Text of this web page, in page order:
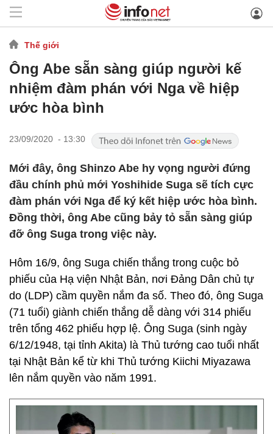
Thế giới
Ông Abe sẵn sàng giúp người kế
nhiệm đàm phán với Nga về hiệp
ước hòa bình
23/09/2020 - 13:30
Mới đây, ông Shinzo Abe hy vọng người đứng
đầu chính phủ mới Yoshihide Suga sẽ tích cực
đàm phán với Nga để ký kết hiệp ước hòa bình.
Đồng thời, ông Abe cũng bảy tỏ sẵn sàng giúp
đỡ ông Suga trong việc này.
Hôm 16/9, ông Suga chiến thắng trong cuộc bỏ
phiếu của Hạ viện Nhật Bản, nơi Đảng Dân chủ tự
do (LDP) cầm quyền nắm đa số. Theo đó, ông Suga
(71 tuổi) giành chiến thắng dễ dàng với 314 phiếu
trên tổng 462 phiếu hợp lệ. Ông Suga (sinh ngày
6/12/1948, tại tỉnh Akita) là Thủ tướng cao tuổi nhất
tại Nhật Bản kể từ khi Thủ tướng Kiichi Miyazawa
lên nắm quyền vào năm 1991.